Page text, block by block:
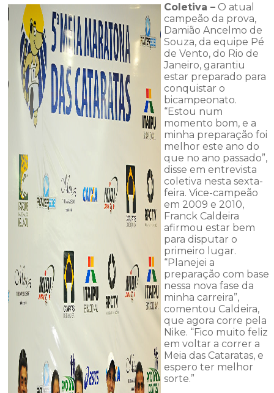
Coletiva – O atual
campeão da prova,
Damião Ancelmo de
Souza, da equipe Pé
de Vento, do Rio de
Janeiro, garantiu
estar preparado para
conquistar o
bicampeonato.
“Estou num
momento bom, e a
minha preparação foi
melhor este ano do
que no ano passado”,
disse em entrevista
coletiva nesta sexta-
feira. Vice-campeão
em 2009 e 2010,
Franck Caldeira
afirmou estar bem
para disputar o
primeiro lugar.
“Planejei a
preparação com base
nessa nova fase da
minha carreira”,
comentou Caldeira,
que agora corre pela
Nike. “Fico muito feliz
em voltar a correr a
Meia das Cataratas, e
espero ter melhor
sorte.”